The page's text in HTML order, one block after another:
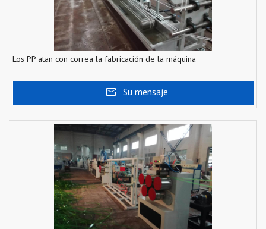
Los PP atan con correa la fabricación de la máquina
Su mensaje